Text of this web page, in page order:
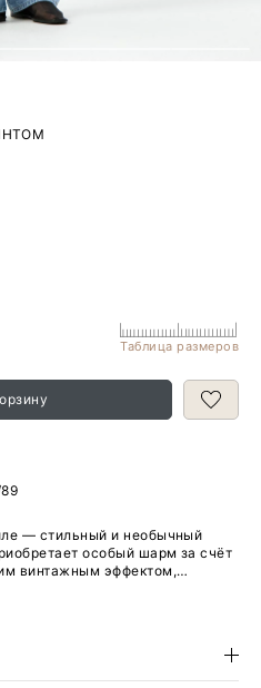
Таблица размеров
— стильный и необычный
особый шарм за счёт
винтажным эффектом,
с содержанием льна и
Жакет выполнен из
подходит для будней и
на творческих